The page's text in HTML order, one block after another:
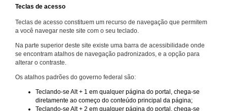
Teclas de acesso
Teclas de acesso constituem um recurso de navegação que permitem
a você navegar neste site com o seu teclado.
Na parte superior deste site existe uma barra de acessibilidade onde
se encontram atalhos de navegação padronizados, e a opção para
alterar o contraste.
Os atalhos padrões do governo federal são:
Teclando-se Alt + 1 em qualquer página do portal, chega-se
diretamente ao começo do conteúdo principal da página;
Teclando-se Alt + 2 em qualquer página do portal, chega-se